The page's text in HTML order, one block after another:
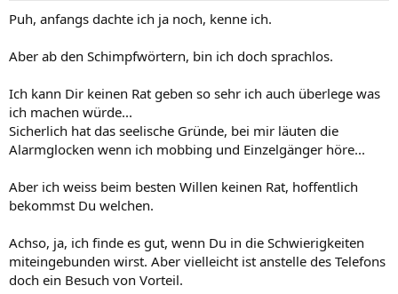
Puh, anfangs dachte ich ja noch, kenne ich.
Aber ab den Schimpfwörtern, bin ich doch sprachlos.
Ich kann Dir keinen Rat geben so sehr ich auch überlege was
ich machen würde...
Sicherlich hat das seelische Gründe, bei mir läuten die
Alarmglocken wenn ich mobbing und Einzelgänger höre...
Aber ich weiss beim besten Willen keinen Rat, hoffentlich
bekommst Du welchen.
Achso, ja, ich finde es gut, wenn Du in die Schwierigkeiten
miteingebunden wirst. Aber vielleicht ist anstelle des Telefons
doch ein Besuch von Vorteil.